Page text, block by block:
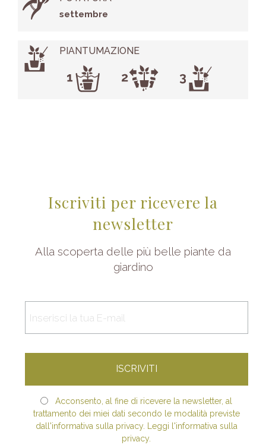
settembre
PIANTUMAZIONE
Iscriviti per ricevere la
newsletter
Alla scoperta delle più belle piante da
giardino
Acconsento, al fine di ricevere la newsletter, al
trattamento dei miei dati secondo le modalità previste
dall'informativa sulla privacy. Leggi l'informativa sulla
privacy.